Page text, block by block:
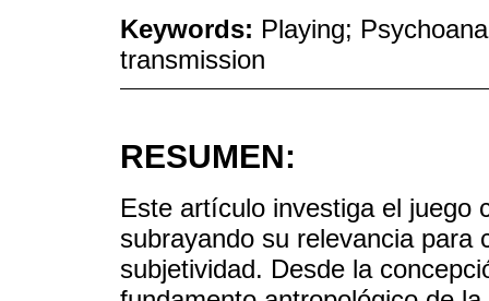
Keywords: Playing;
transmission
RESUMEN:
Este artículo investiga el juego
subrayando su relevancia para
subjetividad. Desde la